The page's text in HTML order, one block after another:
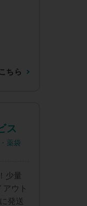
ちら
ス
薬袋
少量
ウト
発送